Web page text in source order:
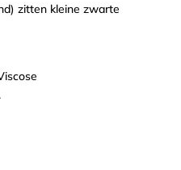
zitten kleine zwarte